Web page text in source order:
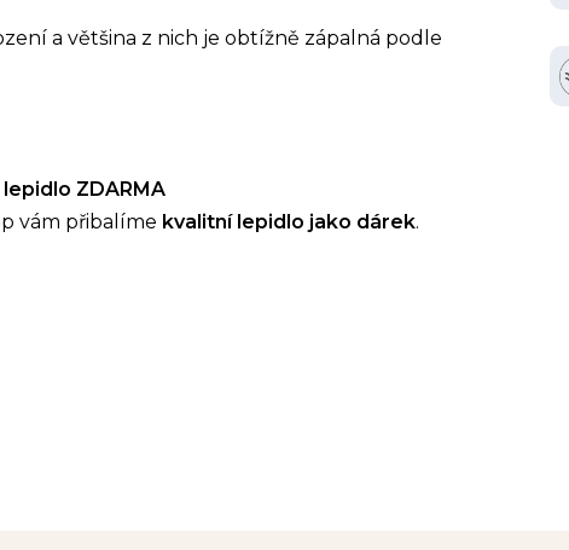
a většina z nich je obtížně zápalná podle
ZDARMA
vám přibalíme kvalitní lepidlo jako dárek.